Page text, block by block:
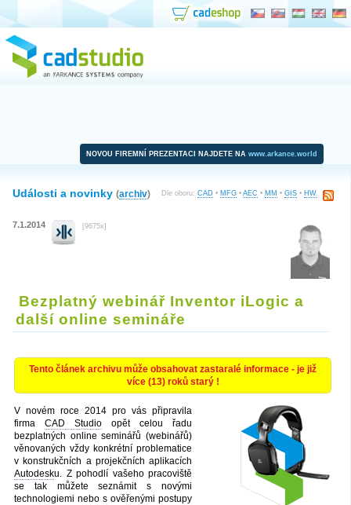
NOVOU FIREMNÍ PREZENTACI NAJDETE NA www.arkance.world
Dle oboru: CAD • MFG • AEC • MM • GIS • HW
Události a novinky (archiv)
7.1.2014 [9675x]
Bezplatný webinář Inventor iLogic a
další online semináře
Tento článek archivu může obsahovat zastaralé informace - je již
více (13) roků starý !
V novém roce 2014 pro vás připravila
firma CAD Studio opět celou řadu
bezplatných online seminářů (webinářů)
věnovaných vždy konkrétní problematice
v konstrukčních a projekčních aplikacích
Autodesku. Z pohodlí vašeho pracoviště
se tak můžete seznámit s novými
technologiemi nebo s ověřenými postupy